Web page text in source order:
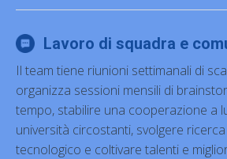
Lavoro di squadra e
Il team tiene riunioni settimanali di
organizza sessioni mensili di
tempo, stabilire una cooperazione a
università circostanti, svolgere
tecnologico e coltivare talenti e